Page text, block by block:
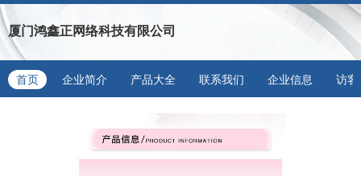
厦门鸿鑫正网络科技有限公司
首页 企业简介 产品大全 联系我们 企业信息 访客